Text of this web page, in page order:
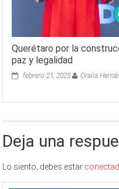
Querétaro por la
paz y legalidad
febrero 21, 2025 Oralia
Deja una
Lo siento, debes estar